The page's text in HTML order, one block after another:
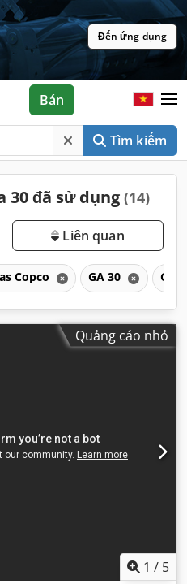
Đến ứng dụng
Tìm kiếm
Bán
30 đã sử dụng (14)
Liên quan
Copco GA 30 GA
Quảng cáo nhỏ
1 / 5